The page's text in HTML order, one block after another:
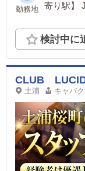
勤務地
寄り駅】
検討中に
CLUB
土浦 キャバク